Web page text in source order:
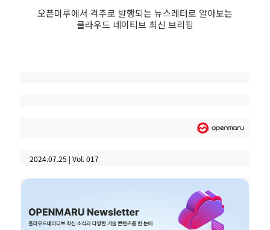
오픈마루에서 격주로 발행되는 뉴스레터로 알아보는
클라우드 네이티브 최신 브리핑
2024.07.25 | Vol. 017